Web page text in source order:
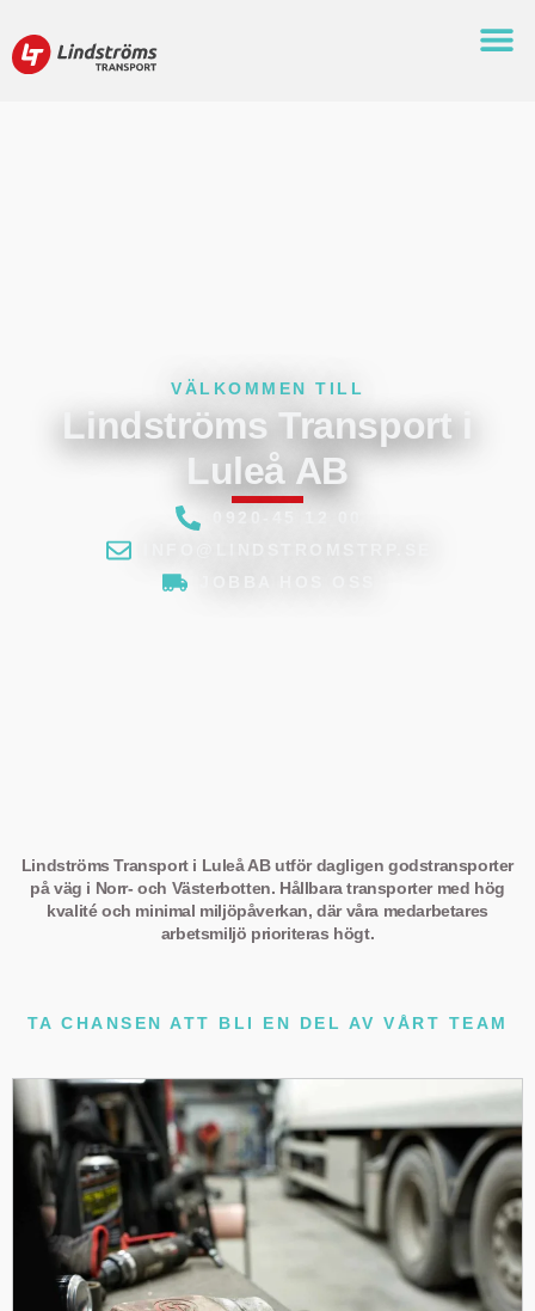
VÄLKOMMEN TILL
Lindströms Transport i
Luleå AB
Lindströms Transport i Luleå AB utför dagligen godstransporter
på väg i Norr- och Västerbotten. Hållbara transporter med hög
kvalité och minimal miljöpåverkan, där våra medarbetares
arbetsmiljö prioriteras högt.
TA CHANSEN ATT BLI EN DEL AV VÅRT TEAM